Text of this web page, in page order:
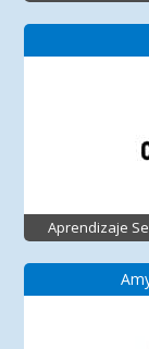
Aprendizaje